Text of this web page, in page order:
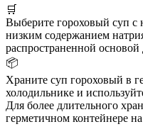
🛒
Выберите гороховый суп с
низким содержанием
распространенной
📦
Храните суп гороховый в
холодильнике и
Для более длительного
герметичном контейнере